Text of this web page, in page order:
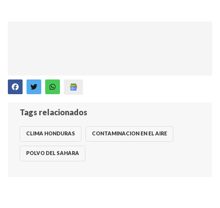
Tags relacionados
CLIMA HONDURAS CONTAMINACION EN EL AIRE
POLVO DEL SAHARA